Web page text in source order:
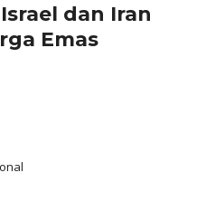
dan Iran
Emas